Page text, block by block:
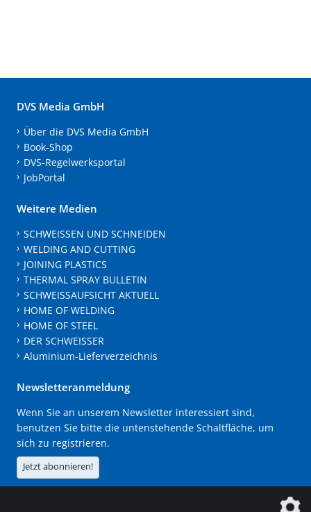
DVS Media GmbH
Über die DVS Media GmbH
Book-Shop
DVS-Regelwerksportal
JobPortal
Weitere Medien
SCHWEISSEN UND SCHNEIDEN
WELDING AND CUTTING
JOINING PLASTICS
THERMAL SPRAY BULLETIN
SCHWEISSAUFSICHT AKTUELL
HOME OF WELDING
HOME OF STEEL
DER SCHWEISSER
Aluminium-Lieferverzeichnis
Newsletteranmeldung
Wenn Sie an unserem Newsletter interessiert sind,
benutzen Sie bitte die untenstehende Schaltfläche, um
sich zu registrieren.
Jetzt abonnieren!